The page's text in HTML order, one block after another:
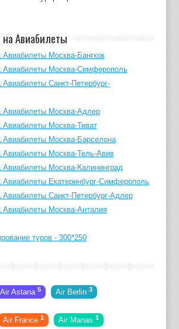
Авиабилеты
Авиабилеты Москва-Бангкок
Авиабилеты Москва-Симферополь
Авиабилеты Санкт-Петербург-
Авиабилеты Москва-Адлер
Авиабилеты Москва-Тиват
Авиабилеты Москва-Барселона
Авиабилеты Москва-Тель-Авив
Авиабилеты Москва-Калининград
Авиабилеты Екатеринбург-Симферополь
Авиабилеты Санкт-Петербург-Адлер
Авиабилеты Москва-Анталия
Air Astana 5 Air Berlin 3
Air France 1 Air Manas 1